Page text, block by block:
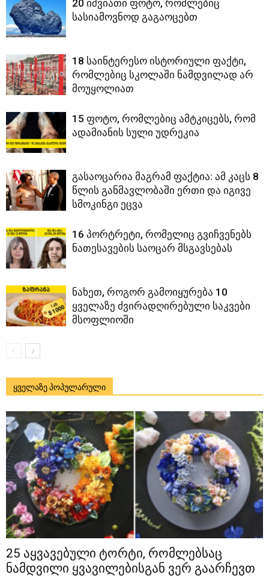
20 იშვიათი ფოტო, რომლებიც
სასიამოვნოდ გაგაოცებთ
18 საინტერესო ისტორიული ფაქტი,
რომლებიც სკოლაში ნამდვილად არ
მოუყოლიათ
15 ფოტო, რომლებიც ამტკიცებს, რომ
ადამიანის სული უდრეკია
გასაოცარია მაგრამ ფაქტია: ამ კაცს 8
წლის განმავლობაში ერთი და იგივე
სმოკინგი ეცვა
16 პორტრეტი, რომელიც გვიჩვენებს
ნათესავების საოცარ მსგავსებას
ნახეთ, როგორ გამოიყურება 10
ყველაზე ძვირადღირებული საკვები
მსოფლიოში
ყველაზე პოპულარული
25 აყვავებული ტორტი, რომლებსაც
ნამდვილი ყვავილებისგან ვერ გაარჩევთ